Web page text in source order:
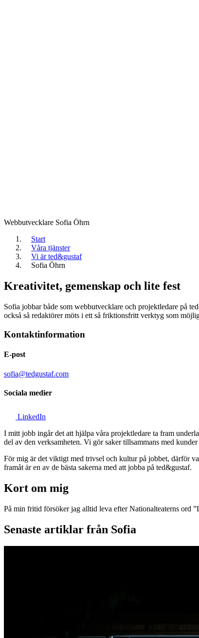
Webbutvecklare Sofia Öhrn
Start
Våra tjänster
Vi är ted&gustaf
Sofia Öhrn
Kreativitet, gemenskap och lite fest
Sofia jobbar både som webbutvecklare och projektledare på
också så redaktörer möts i ett så friktionsfritt verktyg som
Kontaktinformation
E-post
sofia@tedgustaf.com
Sociala medier
LinkedIn
I mitt jobb ingår det att hjälpa våra projektledare ta fram
del av den verksamheten. Vi gör saker tillsammans med
För mig är det viktigt med trivsel och kultur på jobbet, därför
framåt är en av de bästa sakerna med att jobba på ted&gustaf.
Kort om mig
På min fritid försöker jag alltid leva efter Nationalteaterns ord
Senaste artiklar från Sofia